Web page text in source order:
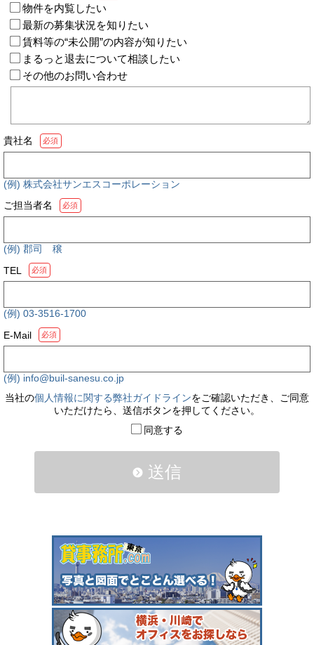
物件を内覧したい
最新の募集状況を知りたい
賃料等の“未公開”の内容が知りたい
まるっと退去について相談したい
その他のお問い合わせ
貴社名 必須
(例) 株式会社サンエスコーポレーション
ご担当者名
必須
(例) 郡司 穣
TEL
必須
(例) 03-3516-1700
E-Mail
必須
(例) info@buil-sanesu.co.jp
当社の個人情報に関する弊社ガイドラインをご確認いただき、ご同意
いただけたら、送信ボタンを押してください。
同意する
送信